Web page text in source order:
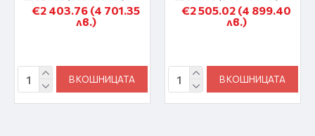
€2 403.76 (4 701.35
лв.)
В КОШНИЦАТА
€2 505.02 (4 899.40
лв.)
В КОШНИЦАТА